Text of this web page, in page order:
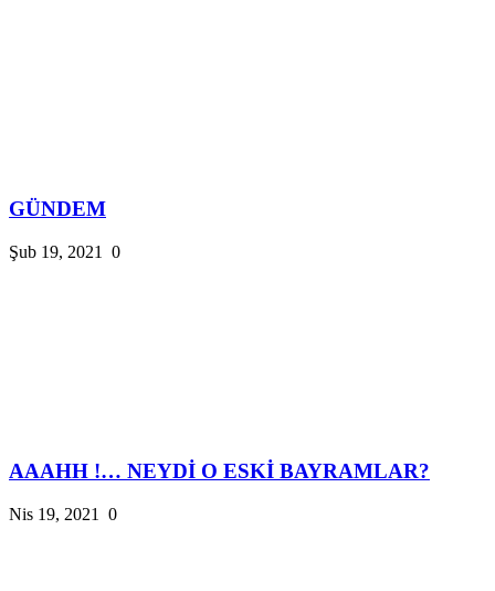
GÜNDEM
Şub 19, 2021 0
AAAHH !… NEYDİ O ESKİ BAYRAMLAR?
Nis 19, 2021 0